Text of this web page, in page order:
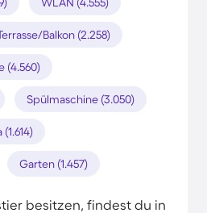
Balkon (2.258)
(4.560)
Spülmaschine (3.050)
(1.614)
Garten (1.457)
besitzen, findest du in